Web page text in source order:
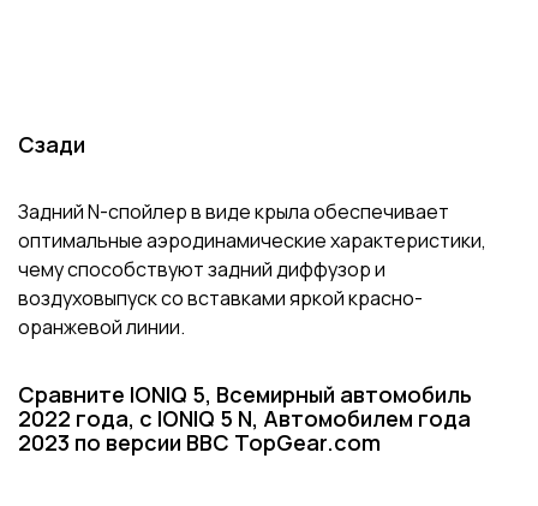
Сзади
Задний N-спойлер в виде крыла обеспечивает
оптимальные аэродинамические характеристики,
чему способствуют задний диффузор и
воздуховыпуск со вставками яркой красно-
оранжевой линии.
Сравните IONIQ 5, Всемирный автомобиль
2022 года, с IONIQ 5 N, Автомобилем года
2023 по версии BBC TopGear.com